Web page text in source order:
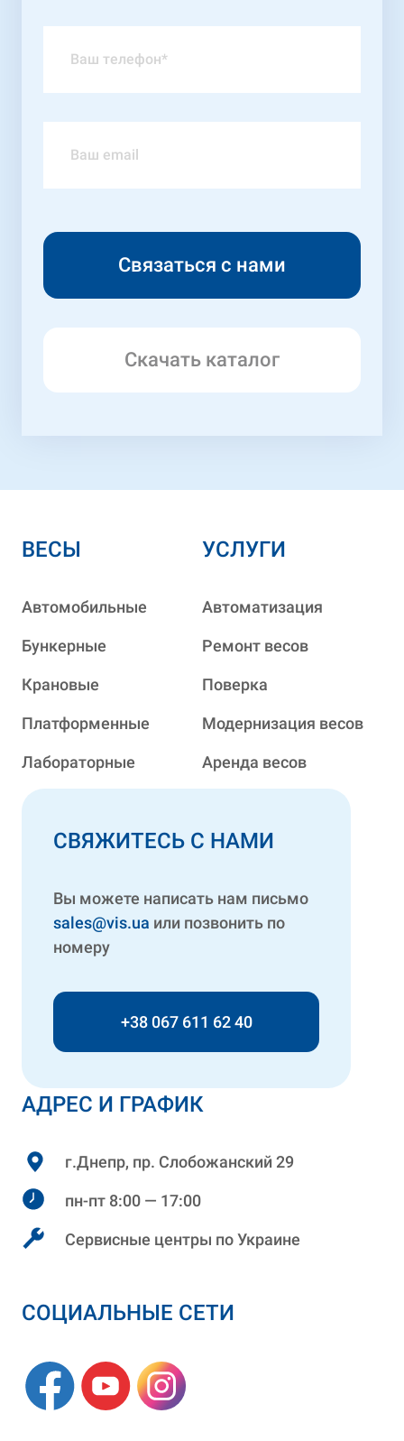
Скачать каталог
АДРЕС И ГРАФИК
г.Днепр, пр. Слобожанский 29
пн-пт 8:00 — 17:00
Сервисные центры по Украине
СОЦИАЛЬНЫЕ СЕТИ
ВЕСЫ
Автомобильные
Бункерные
Крановые
Платформенные
Лабораторные
УСЛУГИ
Автоматизация
Ремонт весов
Поверка
Модернизация весов
Аренда весов
СВЯЖИТЕСЬ С НАМИ
Вы можете написать нам письмо
sales@vis.ua или позвонить по
номеру
+38 067 611 62 40